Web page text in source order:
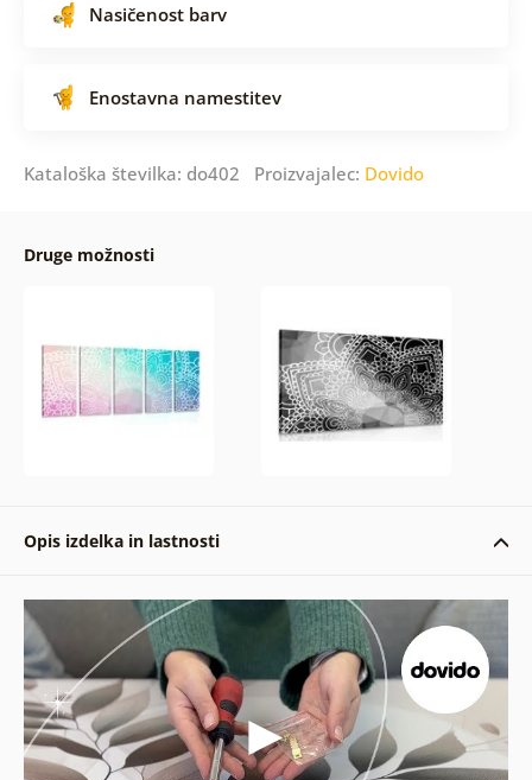
Nasičenost barv
Enostavna namestitev
Kataloška številka: do402 Proizvajalec: Dovido
Druge možnosti
Opis izdelka in lastnosti